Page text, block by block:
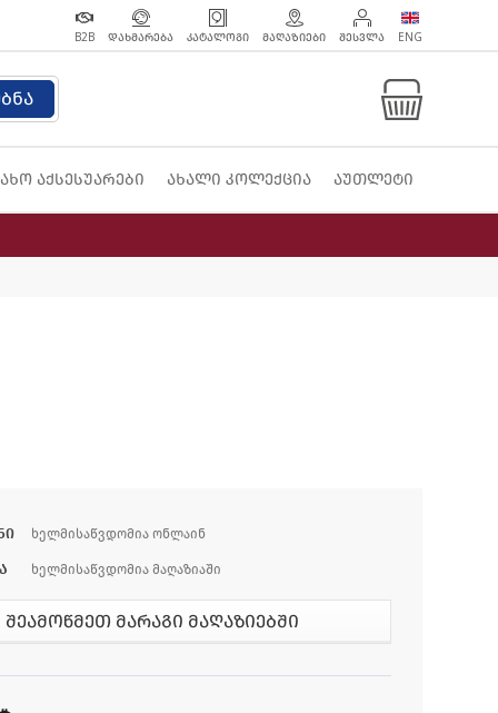
B2B ᲓᲐᲮᲛᲐᲠᲔᲑᲐ ᲙᲐᲢᲐᲚᲝᲒᲘ ᲛᲐᲦᲐᲖᲘᲔᲑᲘ ᲨᲔᲡᲕᲚᲐ ENG
აქსესუარები ახალი კოლექცია აუთლეტი
ხელმისაწვდომია ონლაინ
ხელმისაწვდომია მაღაზიაში
შეამოწმეთ მარაგი მაღაზიებში